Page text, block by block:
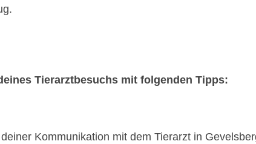
Tierarztbesuchs mit folgenden Tipps:
Kommunikation mit dem Tierarzt in